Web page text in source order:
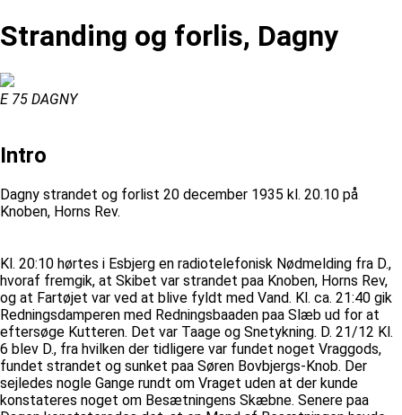
Stranding og forlis, Dagny
E 75 DAGNY
Intro
Dagny strandet og forlist 20 december 1935 kl. 20.10 på
Knoben, Horns Rev.
Kl. 20:10 hørtes i Esbjerg en radiotelefonisk Nødmelding fra D.,
hvoraf fremgik, at Skibet var strandet paa Knoben, Horns Rev,
og at Fartøjet var ved at blive fyldt med Vand. Kl. ca. 21:40 gik
Redningsdamperen med Redningsbaaden paa Slæb ud for at
eftersøge Kutteren. Det var Taage og Snetykning. D. 21/12 Kl.
6 blev D., fra hvilken der tidligere var fundet noget Vraggods,
fundet strandet og sunket paa Søren Bovbjergs-Knob. Der
sejledes nogle Gange rundt om Vraget uden at der kunde
konstateres noget om Besætningens Skæbne. Senere paa